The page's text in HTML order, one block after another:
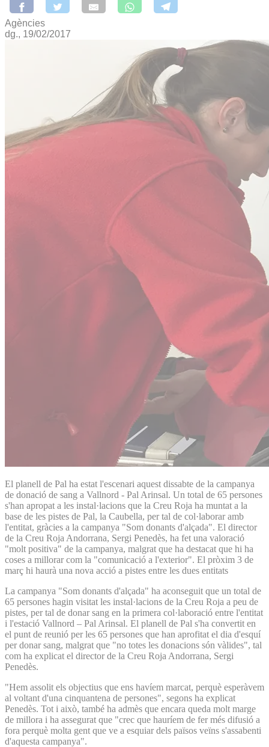
Agències
dg., 19/02/2017
El planell de Pal ha estat l'escenari aquest dissabte de la campanya
de donació de sang a Vallnord - Pal Arinsal. Un total de 65 persones
s'han apropat a les instal·lacions que la Creu Roja ha muntat a la
base de les pistes de Pal, la Caubella, per tal de col·laborar amb
l'entitat, gràcies a la campanya "Som donants d'alçada". El director
de la Creu Roja Andorrana, Sergi Penedès, ha fet una valoració
"molt positiva" de la campanya, malgrat que ha destacat que hi ha
coses a millorar com la "comunicació a l'exterior". El pròxim 3 de
març hi haurà una nova acció a pistes entre les dues entitats
La campanya "Som donants d'alçada" ha aconseguit que un total de
65 persones hagin visitat les instal·lacions de la Creu Roja a peu de
pistes, per tal de donar sang en la primera col·laboració entre l'entitat
i l'estació Vallnord – Pal Arinsal. El planell de Pal s'ha convertit en
el punt de reunió per les 65 persones que han aprofitat el dia d'esquí
per donar sang, malgrat que "no totes les donacions són vàlides", tal
com ha explicat el director de la Creu Roja Andorrana, Sergi
Penedès.
"Hem assolit els objectius que ens havíem marcat, perquè esperàvem
al voltant d'una cinquantena de persones", segons ha explicat
Penedès. Tot i això, també ha admès que encara queda molt marge
de millora i ha assegurat que "crec que hauríem de fer més difusió a
fora perquè molta gent que ve a esquiar dels països veïns s'assabenti
d'aquesta campanya".